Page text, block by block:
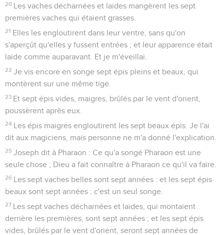
20 Les vaches décharnées et laides mangèrent les sept
premières vaches qui étaient grasses.
21 Elles les engloutirent dans leur ventre, sans qu'on
s'aperçût qu'elles y fussent entrées ; et leur apparence était
laide comme auparavant. Et je m'éveillai.
22 Je vis encore en songe sept épis pleins et beaux, qui
montèrent sur une même tige.
23 Et sept épis vides, maigres, brûlés par le vent d'orient,
poussèrent après eux.
24 Les épis maigres engloutirent les sept beaux épis. Je l'ai
dit aux magiciens, mais personne ne m'a donné l'explication.
25 Joseph dit à Pharaon : Ce qu'a songé Pharaon est une
seule chose ; Dieu a fait connaître à Pharaon ce qu'il va faire.
26 Les sept vaches belles sont sept années : et les sept épis
beaux sont sept années : c'est un seul songe.
27 Les sept vaches décharnées et laides, qui montaient
derrière les premières, sont sept années ; et les sept épis
vides, brûlés par le vent d'orient, seront sept années de